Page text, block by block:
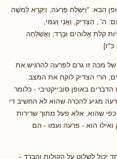
הבא: "וַיִּשְׁלַח פַּרְעֹה, וַיִּקְרָא לְמֹשֶׁה
ה' , הַצַּדִּיק, וַאֲנִי וְעַמִּי,
קֹלֹת אֱלֹוהִים וּבָרָד; וַאֲשַׁלְּחָה
של מכה זו גרם לפרעה להרגיש את
הרי הצדיק לוקח את המצב
באופן סובייקטיבי - כלומר
מגיע להכרה שהוא לא החשיב די
שהוא, אלא פעל מתוך שרירות
הוא - פרעה ועמו - הם
יכול לשלוט על הקולות והברד -